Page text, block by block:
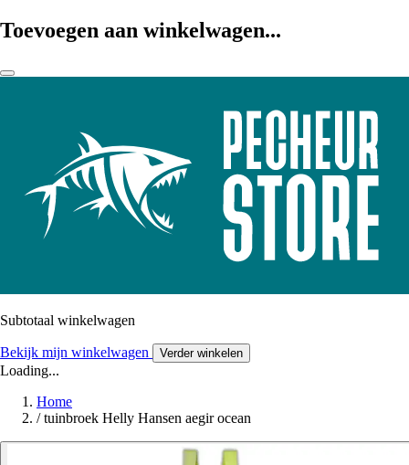
Toevoegen aan winkelwagen...
Subtotaal winkelwagen
Bekijk mijn winkelwagen Verder winkelen
Loading...
Home
/ tuinbroek Helly Hansen aegir ocean